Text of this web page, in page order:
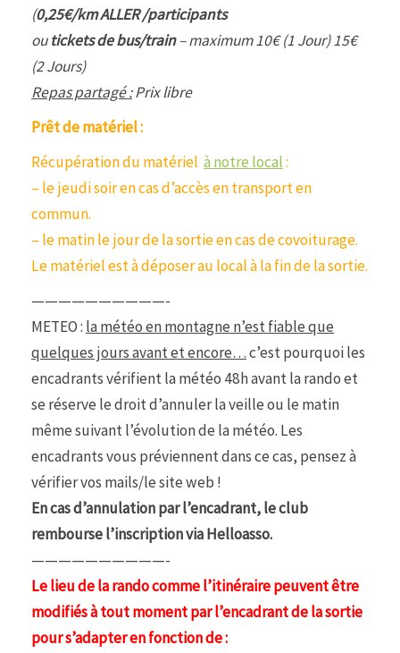
(0,25€/km ALLER /participants
outickets de bus/train– maximum 10€ (1 Jour) 15€
(2 Jours)
Repas partagé :Prix libre
Prêt de matériel :
Récupération du matériel à notre local:
– le jeudi soir en cas d’accès en transport en
commun.
– le matin le jour de la sortie en cas de covoiturage.
Le matériel est à déposer au local à la fin de la sortie.
——————————-
METEO : la météo en montagne n’est fiable que
quelques jours avant et encore…c’est pourquoi les
encadrants vérifient la météo 48h avant la rando et
se réserve le droit d’annuler la veille ou le matin
même suivant l’évolution de la météo. Les
encadrants vous préviennent dans ce cas, pensez à
vérifier vos mails/le site web !
En cas d’annulation par l’encadrant, le club
rembourse l’inscription via Helloasso.
——————————-
Le lieu de la rando comme l’itinéraire peuvent être
modifiés à tout moment par l’encadrant de la sortie
pour s’adapter en fonction de :